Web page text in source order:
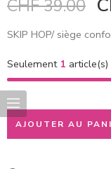
CHF39.00
SKIP HOP/ siège
Seulement 1
AJOUTER AU